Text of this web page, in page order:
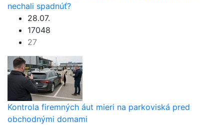
nechali spadnúť?
28.07.
17048
27
Kontrola firemných áut mieri na parkoviská pred
obchodnými domami